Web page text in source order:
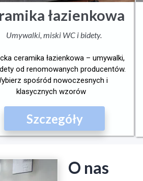
łazienkowa
Umywalki, miski WC i bidety.
ceramika łazienkowa – umywalki,
od renomowanych producentów.
spośród nowoczesnych i
klasycznych wzorów
Szczegóły
O nas